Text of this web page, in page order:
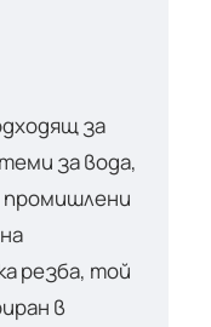
за
за вода,
промишлени
резба, той
в